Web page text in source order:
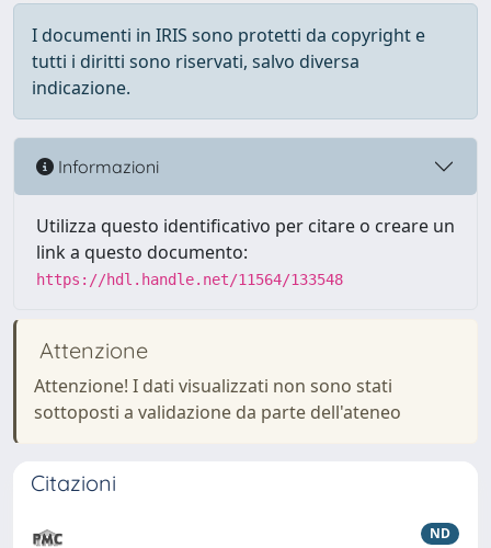
I documenti in IRIS sono protetti da copyright e
tutti i diritti sono riservati, salvo diversa
indicazione.
Informazioni
Utilizza questo identificativo per citare o creare un
link a questo documento:
https://hdl.handle.net/11564/133548
Attenzione
Attenzione! I dati visualizzati non sono stati
sottoposti a validazione da parte dell'ateneo
Citazioni
ND